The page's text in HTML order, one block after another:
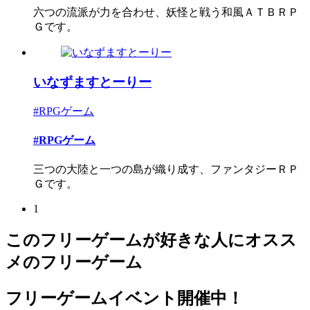
六つの流派が力を合わせ、妖怪と戦う和風ＡＴＢＲＰ
Ｇです。
いなずますとーりー
#RPGゲーム
#RPGゲーム
三つの大陸と一つの島が織り成す、ファンタジーＲＰ
Ｇです。
1
このフリーゲームが好きな人にオスス
メのフリーゲーム
フリーゲームイベント開催中！